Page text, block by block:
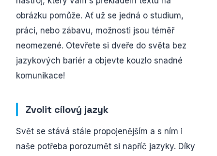
obrázku pomůže. Ať už se jedná o studium,
práci, nebo zábavu, možnosti jsou téměř
neomezené. Otevřete si dveře do světa bez
jazykových bariér a objevte kouzlo snadné
komunikace!
Zvolit cílový jazyk
Svět se stává stále propojenějším a s ním i
naše potřeba porozumět si napříč jazyky. Díky